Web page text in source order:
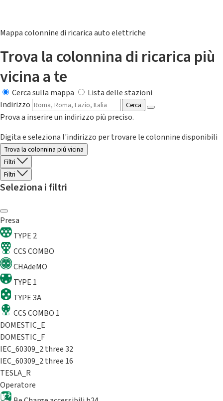
Mappa colonnine di ricarica auto elettriche
Trova la colonnina di ricarica più
vicina a te
Cerca sulla mappa
Lista delle stazioni
Indirizzo
Cerca
Prova a inserire un indirizzo più preciso.
Digita e seleziona l'indirizzo per trovare le colonnine disponibili
Trova la colonnina piú vicina
Filtri
Filtri
Seleziona i filtri
Presa
TYPE 2
CCS COMBO
CHAdeMO
TYPE 1
TYPE 3A
CCS COMBO 1
DOMESTIC_E
DOMESTIC_F
IEC_60309_2 three 32
IEC_60309_2 three 16
TESLA_R
Operatore